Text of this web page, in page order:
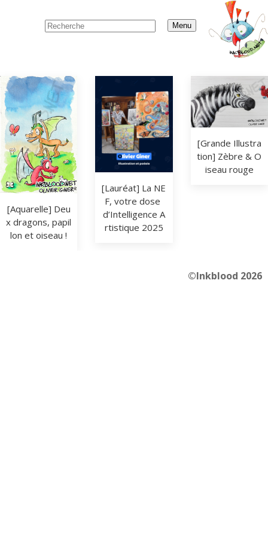
Menu
[Aquarelle] Deu
x dragons, papil
lon et oiseau !
[Lauréat] La NE
F, votre dose
d’Intelligence A
rtistique 2025
[Grande Illustra
tion] Zèbre & O
iseau rouge
©Inkblood 2026